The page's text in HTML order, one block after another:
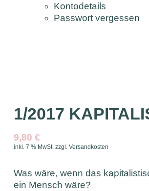
Kontodetails
Passwort vergessen
1/2017
9,80€
inkl. 7 % MwSt. zzgl.Versandkosten
Was wäre, wenn das
ein Mensch wäre?